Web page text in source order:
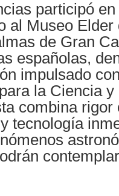
participó
al Museo
de Gran
españolas,
impulsado
la Ciencia y
combina rigor
tecnología